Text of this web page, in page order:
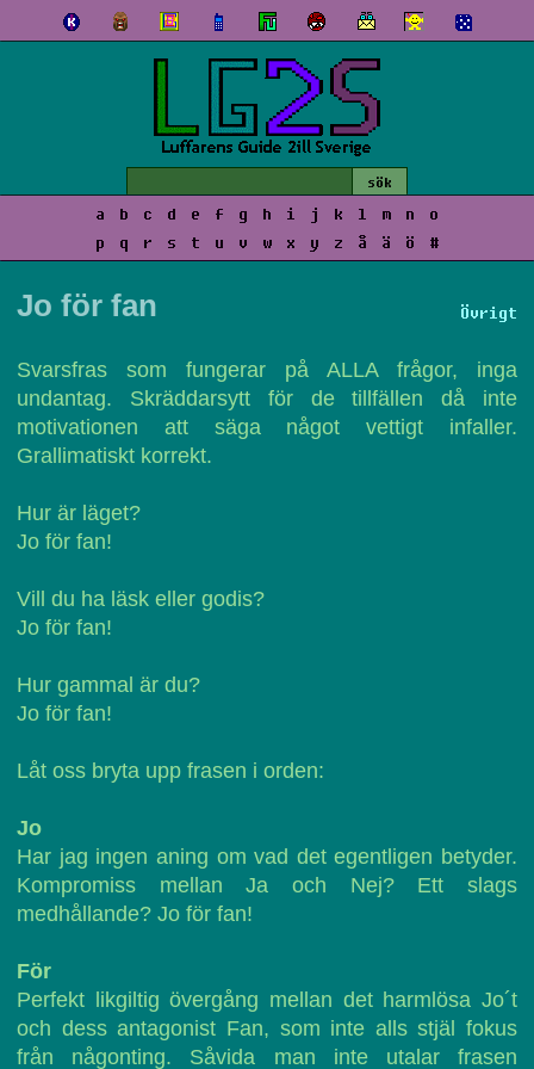
a b c d e f g h i j k l m n
o
p
q r s t u v w x y z å ä ö #
Övrigt
Jo för fan
Svarsfras som fungerar på ALLA frågor, inga
undantag. Skräddarsytt för de tillfällen då inte
motivationen att säga något vettigt infaller.
Grallimatiskt korrekt.
Hur är läget?
Jo för fan!
Vill du ha läsk eller godis?
Jo för fan!
Hur gammal är du?
Jo för fan!
Låt oss bryta upp frasen i orden:
Jo
Har jag ingen aning om vad det egentligen betyder.
Kompromiss mellan Ja och Nej? Ett slags
medhållande? Jo för fan!
För
Perfekt likgiltig övergång mellan det harmlösa Jo´t
och dess antagonist Fan, som inte alls stjäl fokus
från någonting. Såvida man inte utalar frasen